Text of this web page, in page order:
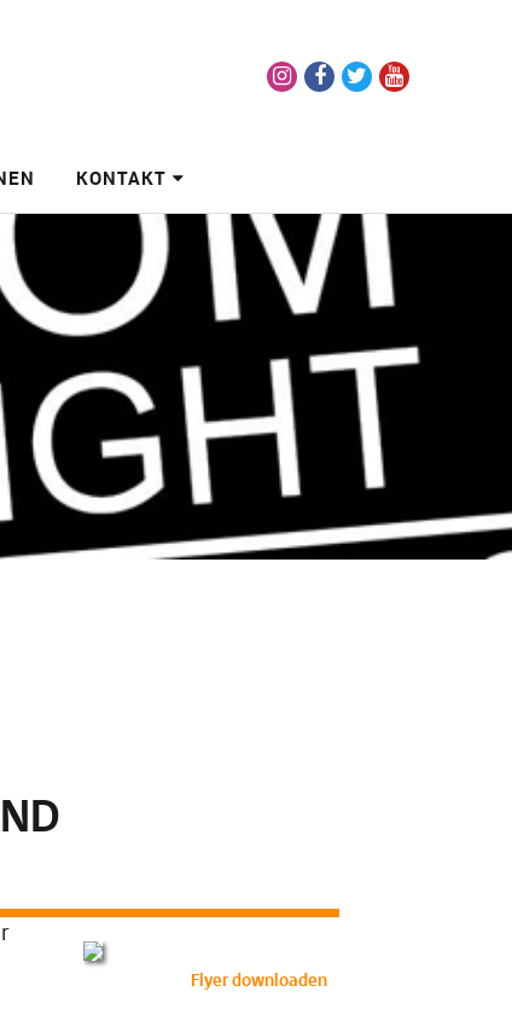
KONTAKT
Flyer downloaden